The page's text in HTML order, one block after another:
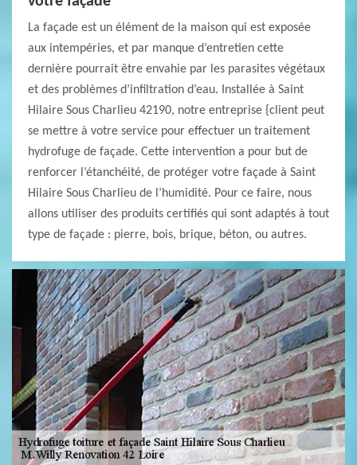
La façade est un élément de la maison qui est exposée
aux intempéries, et par manque d’entretien cette
dernière pourrait être envahie par les parasites végétaux
et des problèmes d’infiltration d’eau. Installée à Saint
Hilaire Sous Charlieu 42190, notre entreprise {client peut
se mettre à votre service pour effectuer un traitement
hydrofuge de façade. Cette intervention a pour but de
renforcer l’étanchéité, de protéger votre façade à Saint
Hilaire Sous Charlieu de l’humidité. Pour ce faire, nous
allons utiliser des produits certifiés qui sont adaptés à tout
type de façade : pierre, bois, brique, béton, ou autres.